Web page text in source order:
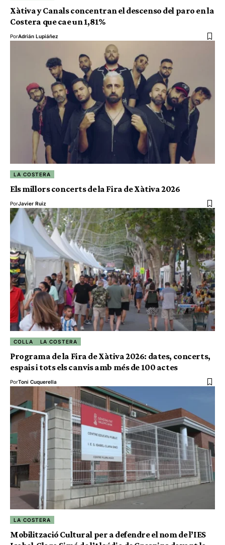
Xàtiva y Canals concentran el descenso del paro en la
Costera que cae un 1,81%
PorAdrián Lupiáñez
LA COSTERA
Els millors concerts de la Fira de Xàtiva 2026
PorJavier Ruiz
COLLA LA COSTERA
Programa de la Fira de Xàtiva 2026: dates, concerts,
espais i tots els canvis amb més de 100 actes
PorToni Cuquerella
LA COSTERA
Mobilització Cultural per a defendre el nom de l’IES